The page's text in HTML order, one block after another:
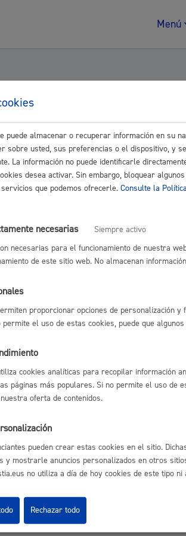
Menú
EAJ/PNV, EH Bildu,
un instituto público en
Ijentea 1,
puede almacenar o recuperar información en su
sobre usted, sus preferencias o el dispositivo, y
La información no puede identificarle
desea activar. Sin embargo, bloquear
que podemos ofrecerle. Consulte la
necesarias
Siempre activo
necesarias para el funcionamiento de nuestra
de este sitio web. No almacenan
proporcionar opciones de personalización
permite el uso de estas cookies, puede que
cookies analíticas para recopilar información
páginas más populares. Si no permite el uso de
oferta de contenidos.
pueden crear estas cookies en el sitio.
y mostrarle anuncios personalizados en otros
no utiliza a día de hoy cookies de este tipo ni
Rechazar todo